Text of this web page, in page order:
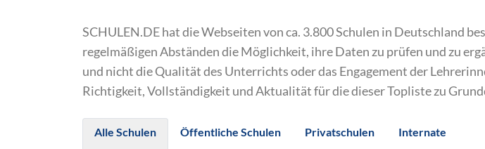
SCHULEN.DE hat die Webseiten von ca. 3.800 Schulen in Deutschland
regelmäßigen Abständen die Möglichkeit, ihre Daten zu prüfen und zu
und nicht die Qualität des Unterrichts oder das Engagement der
Richtigkeit, Vollständigkeit und Aktualität für die dieser Topliste zu
Alle Schulen Öffentliche Schulen Privatschulen Internate